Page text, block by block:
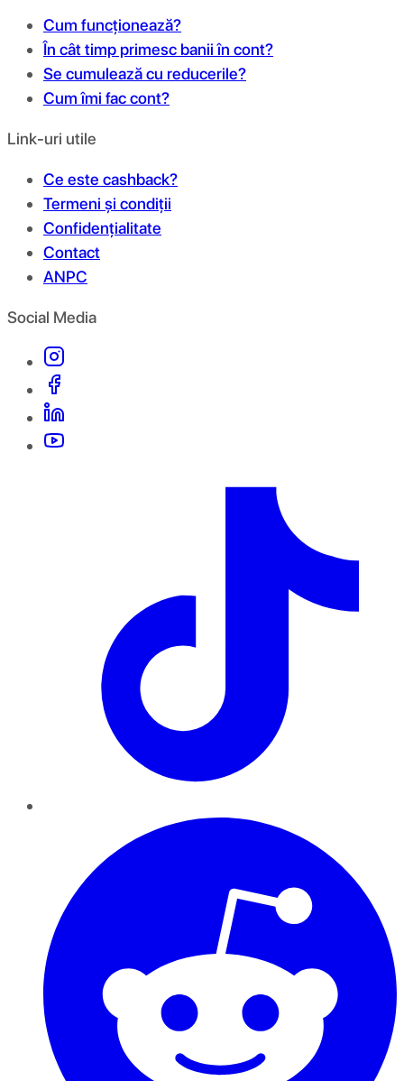
Cum funcționează?
În cât timp primesc banii în cont?
Se cumulează cu reducerile?
Cum îmi fac cont?
Link-uri utile
Ce este cashback?
Termeni și condiții
Confidențialitate
Contact
ANPC
Social Media